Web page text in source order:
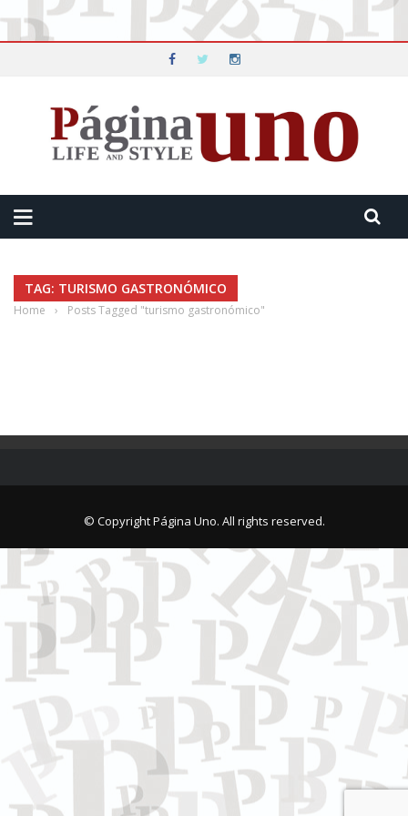
TAG: TURISMO GASTRONÓMICO
Home › Posts Tagged "turismo gastronómico"
© Copyright Página Uno. All rights reserved.